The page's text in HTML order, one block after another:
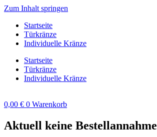
Zum Inhalt springen
Startseite
Türkränze
Individuelle Kränze
Startseite
Türkränze
Individuelle Kränze
0,00 € 0 Warenkorb
Aktuell keine Bestellannahme